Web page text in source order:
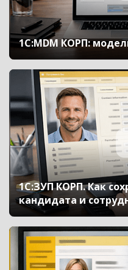
1С:MDM КОРП:
1С:ЗУП КОРП. Как
кандидата и